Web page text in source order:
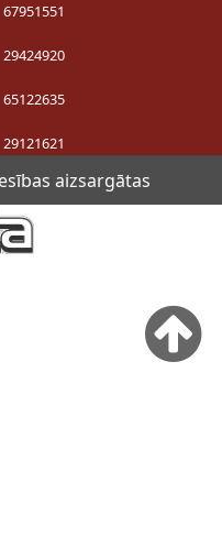
67951551
29424920
65122635
29121621
aizsargātas